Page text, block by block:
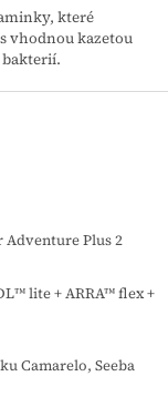
které
vhodnou kazetou
bakterií.
Adventure Plus 2
lite + ARRA™ flex +
Camarelo, Seeba